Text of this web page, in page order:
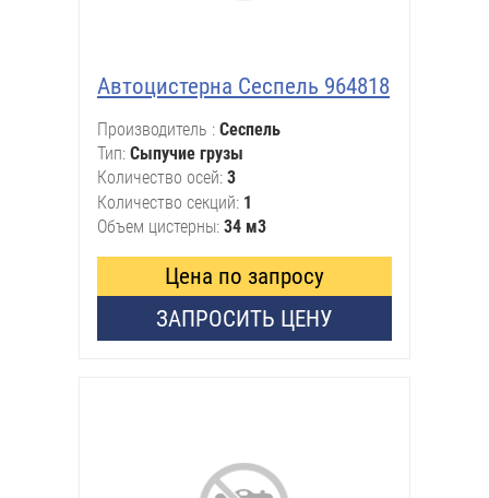
Автоцистерна Сеспель 964818
Производитель
Сеспель
Тип Сыпучие грузы
Количество осей 3
Количество секций 1
Объем цистерны 34 м3
Цена по запросу
ЗАПРОСИТЬ ЦЕНУ